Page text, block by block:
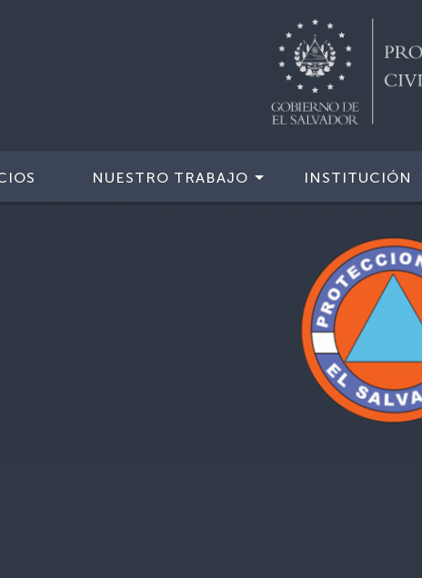
NUESTRO TRABAJO INSTITUCIÓN